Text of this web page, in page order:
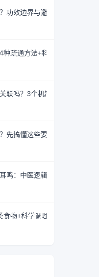
功效边界与避坑指南
疏通方法+科学避坑指南
联吗？3个机制揭秘
先搞懂这些要点避免无效用药
鸣：中医逻辑与使用指南
物+科学调理指南